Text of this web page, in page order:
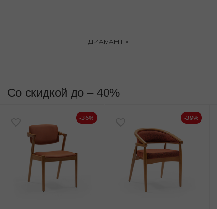
ДИАМАНТ »
Со скидкой до – 40%
-36% -39%